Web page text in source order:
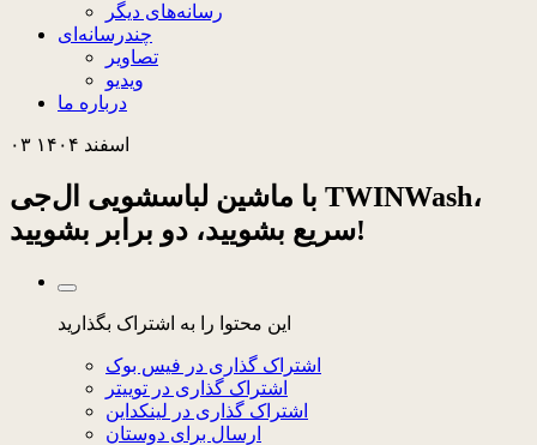
رسانه‌های دیگر
چندرسانه‌ای
تصاویر
ویدیو
درباره ما
۰۳ اسفند ۱۴۰۴
با ماشین لباسشویی ال‌جی TWINWash،
سریع بشویید، دو برابر بشویید!
این محتوا را به اشتراک بگذارید
اشتراک گذاری در فیس بوک
اشتراک گذاری در توییتر
اشتراک گذاری در لینکداین
ارسال برای دوستان